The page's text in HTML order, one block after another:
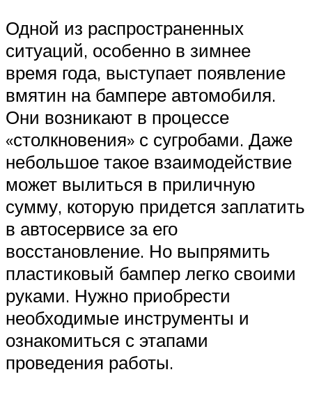
Одной из распространенных
ситуаций, особенно в зимнее
время года, выступает появление
вмятин на бампере автомобиля.
Они возникают в процессе
«столкновения» с сугробами. Даже
небольшое такое взаимодействие
может вылиться в приличную
сумму, которую придется заплатить
в автосервисе за его
восстановление. Но выпрямить
пластиковый бампер легко своими
руками. Нужно приобрести
необходимые инструменты и
ознакомиться с этапами
проведения работы.